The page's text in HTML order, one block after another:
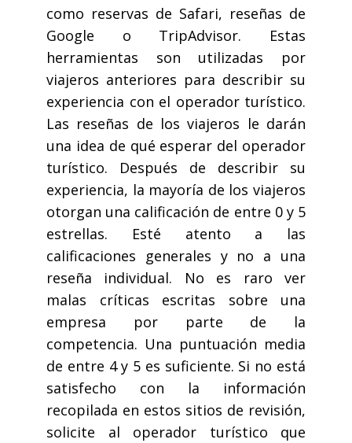
como reservas de Safari, reseñas de
Google o TripAdvisor. Estas
herramientas son utilizadas por
viajeros anteriores para describir su
experiencia con el operador turístico.
Las reseñas de los viajeros le darán
una idea de qué esperar del operador
turístico. Después de describir su
experiencia, la mayoría de los viajeros
otorgan una calificación de entre 0 y 5
estrellas. Esté atento a las
calificaciones generales y no a una
reseña individual. No es raro ver
malas críticas escritas sobre una
empresa por parte de la
competencia. Una puntuación media
de entre 4 y 5 es suficiente. Si no está
satisfecho con la información
recopilada en estos sitios de revisión,
solicite al operador turístico que